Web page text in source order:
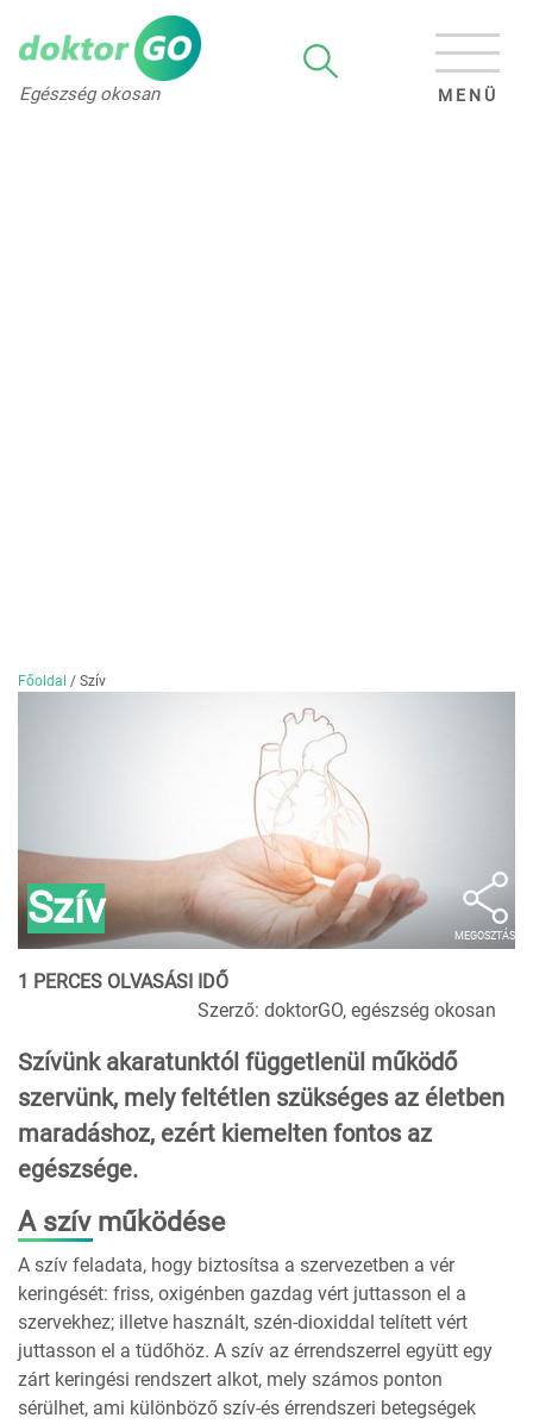
Egészség okosan MENÜ
Főoldal / Szív
Szív
MEGOSZTÁS
1 PERCES OLVASÁSI IDŐ
Szerző: doktorGO, egészség okosan
Szívünk akaratunktól függetlenül működő
szervünk, mely feltétlen szükséges az életben
maradáshoz, ezért kiemelten fontos az
egészsége.
A szív működése
A szív feladata, hogy biztosítsa a szervezetben a vér
keringését: friss, oxigénben gazdag vért juttasson el a
szervekhez; illetve használt, szén-dioxiddal telített vért
juttasson el a tüdőhöz. A szív az érrendszerrel együtt egy
zárt keringési rendszert alkot, mely számos ponton
sérülhet, ami különböző szív-és érrendszeri betegségek